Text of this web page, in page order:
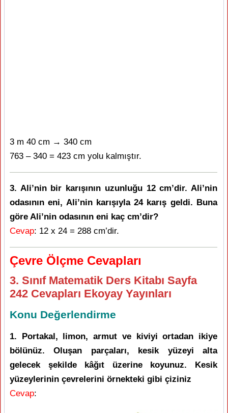
3 m 40 cm → 340 cm
763 – 340 = 423 cm yolu kalmıştır.
3. Ali’nin bir karışının uzunluğu 12 cm’dir. Ali’nin
odasının eni, Ali’nin karışıyla 24 karış geldi. Buna
göre Ali’nin odasının eni kaç cm’dir?
Cevap: 12 x 24 = 288 cm’dir.
Çevre Ölçme Cevapları
3. Sınıf Matematik Ders Kitabı Sayfa
242 Cevapları Ekoyay Yayınları
Konu Değerlendirme
1. Portakal, limon, armut ve kiviyi ortadan ikiye
bölünüz. Oluşan parçaları, kesik yüzeyi alta
gelecek şekilde kâğıt üzerine koyunuz. Kesik
yüzeylerinin çevrelerini örnekteki gibi çiziniz
Cevap: